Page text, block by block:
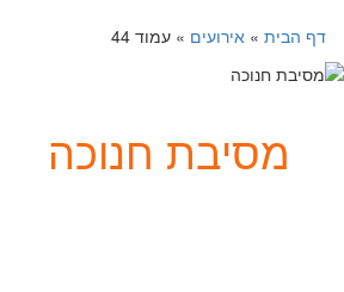
דף הבית» אירועים» עמוד 44
מסיבת חנוכה